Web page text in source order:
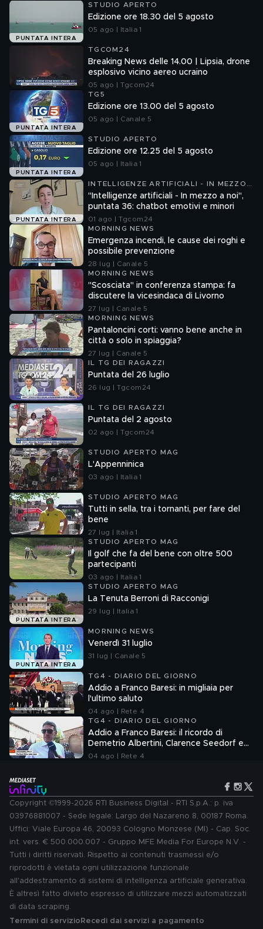
PUNTATA INTERA
STUDIO APERTO
Edizione ore 18.30 del 5 agosto
05 ago | Italia 1
TGCOM24
Breaking News delle 14.00 | Lipsia, drone
esplosivo vicino aereo ucraino
05 ago | Tgcom24
PUNTATA INTERA
TG5
Edizione ore 13.00 del 5 agosto
05 ago | Canale 5
PUNTATA INTERA
STUDIO APERTO
Edizione ore 12.25 del 5 agosto
05 ago | Italia 1
PUNTATA INTERA
INTELLIGENZE ARTIFICIALI - IN MEZZO
A NOI
"Intelligenze artificiali - In mezzo a noi",
puntata 36: chatbot emotivi e minori
01 ago | Tgcom24
MORNING NEWS
Emergenza incendi, le cause dei roghi e
possibile prevenzione
28 lug | Canale 5
MORNING NEWS
"Scosciata" in conferenza stampa: fa
discutere la vicesindaca di Livorno
27 lug | Canale 5
MORNING NEWS
Pantaloncini corti: vanno bene anche in
città o solo in spiaggia?
27 lug | Canale 5
IL TG DEI RAGAZZI
Puntata del 26 luglio
26 lug | Tgcom24
IL TG DEI RAGAZZI
Puntata del 2 agosto
02 ago | Tgcom24
STUDIO APERTO MAG
L'Appenninica
03 ago | Italia 1
STUDIO APERTO MAG
Tutti in sella, tra i tornanti, per fare del
bene
27 lug | Italia 1
STUDIO APERTO MAG
Il golf che fa del bene con oltre 500
partecipanti
03 ago | Italia 1
PUNTATA INTERA
STUDIO APERTO MAG
La Tenuta Berroni di Racconigi
29 lug | Italia 1
PUNTATA INTERA
MORNING NEWS
Venerdì 31 luglio
31 lug | Canale 5
TG4 - DIARIO DEL GIORNO
Addio a Franco Baresi: in migliaia per
l'ultimo saluto
04 ago | Rete 4
TG4 - DIARIO DEL GIORNO
Addio a Franco Baresi: il ricordo di
Demetrio Albertini, Clarence Seedorf e
Giovanni Galli
04 ago | Rete 4
Copyright ©1999-2026 RTI Business Digital - RTI S.p.A.: p. iva
03976881007 - Sede legale: Largo del Nazareno 8, 00187 Roma.
Uffici: Viale Europa 46, 20093 Cologno Monzese (MI) - Cap. Soc.
int. vers. € 500.000.007 - Gruppo MFE Media For Europe N.V. -
Tutti i diritti riservati. Rispetto ai contenuti trasmessi e/o
riprodotti è vietata ogni utilizzazione funzionale
all'addestramento di sistemi di intelligenza artificiale generativa.
È altresì fatto divieto espresso di utilizzare mezzi automatizzati
di data scraping.
Termini di servizio Recedi dai servizi a pagamento